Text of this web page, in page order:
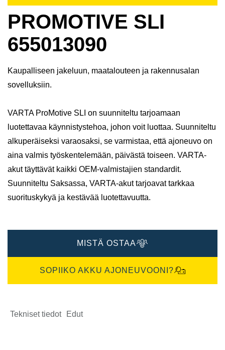
PROMOTIVE SLI
655013090
Kaupalliseen jakeluun, maatalouteen ja rakennusalan
sovelluksiin.
VARTA ProMotive SLI on suunniteltu tarjoamaan
luotettavaa käynnistystehoa, johon voit luottaa. Suunniteltu
alkuperäiseksi varaosaksi, se varmistaa, että ajoneuvo on
aina valmis työskentelemään, päivästä toiseen. VARTA-
akut täyttävät kaikki OEM-valmistajien standardit.
Suunniteltu Saksassa, VARTA-akut tarjoavat tarkkaa
suorituskykyä ja kestävää luotettavuutta.
MISTÄ OSTAA
SOPIIKO AKKU AJONEUVOONI?
Tekniset tiedot Edut